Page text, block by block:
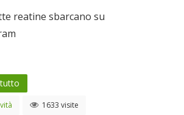
reatine sbarcano su
1633 visite